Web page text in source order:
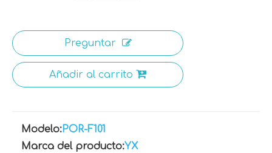
Preguntar
Añadir al carrito
Modelo:POR-F101
Marca del producto:YX